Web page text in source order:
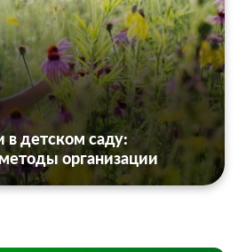
в детском саду:
организации